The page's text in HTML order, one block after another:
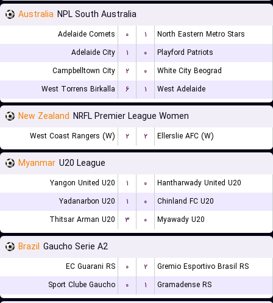
Australia NPL South Australia
Adelaide Comets ۰ ۱
North Eastern Metro Stars
Adelaide City
۱ ۰
Playford Patriots
Campbelltown City
۲ ۰
White City Beograd
West Torrens Birkalla
۶ ۱ West Adelaide
New Zealand NRFL Premier League Women
West Coast Rangers (W) ۲ ۲ Ellerslie AFC (W)
Myanmar U20 League
Yangon United U20 ۱ ۰
Hantharwady United U20
Yadanarbon U20
۱ ۰
Chinland FC U20
Thitsar Arman U20
۳ ۰ Myawady U20
Brazil Gaucho Serie A2
EC Guarani RS ۰ ۲
Gremio Esportivo Brasil RS
Sport Clube Gaucho
۰ ۱ Gramadense RS